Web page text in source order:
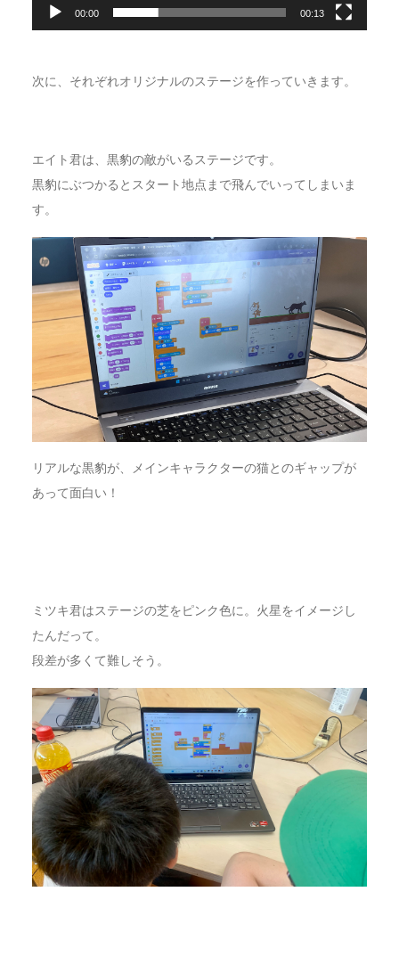
00:00 00:13
次に、それぞれオリジナルのステージを作っていきます。
エイト君は、黒豹の敵がいるステージです。
黒豹にぶつかるとスタート地点まで飛んでいってしまいま
す。
リアルな黒豹が、メインキャラクターの猫とのギャップが
あって面白い！
ミツキ君はステージの芝をピンク色に。火星をイメージし
たんだって。
段差が多くて難しそう。